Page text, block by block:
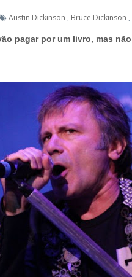
Austin Dickinson , Bruce Dickinson ,
pagar por um livro, mas